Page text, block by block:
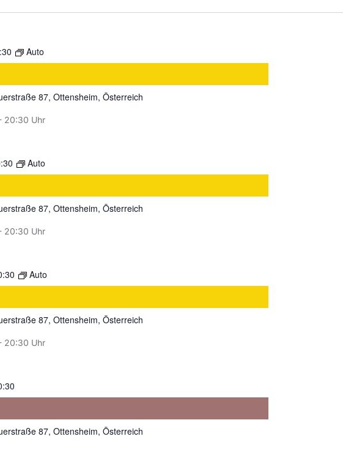
Auto
87, Ottensheim, Österreich
20:30 Uhr
Auto
87, Ottensheim, Österreich
20:30 Uhr
Auto
87, Ottensheim, Österreich
20:30 Uhr
87, Ottensheim, Österreich